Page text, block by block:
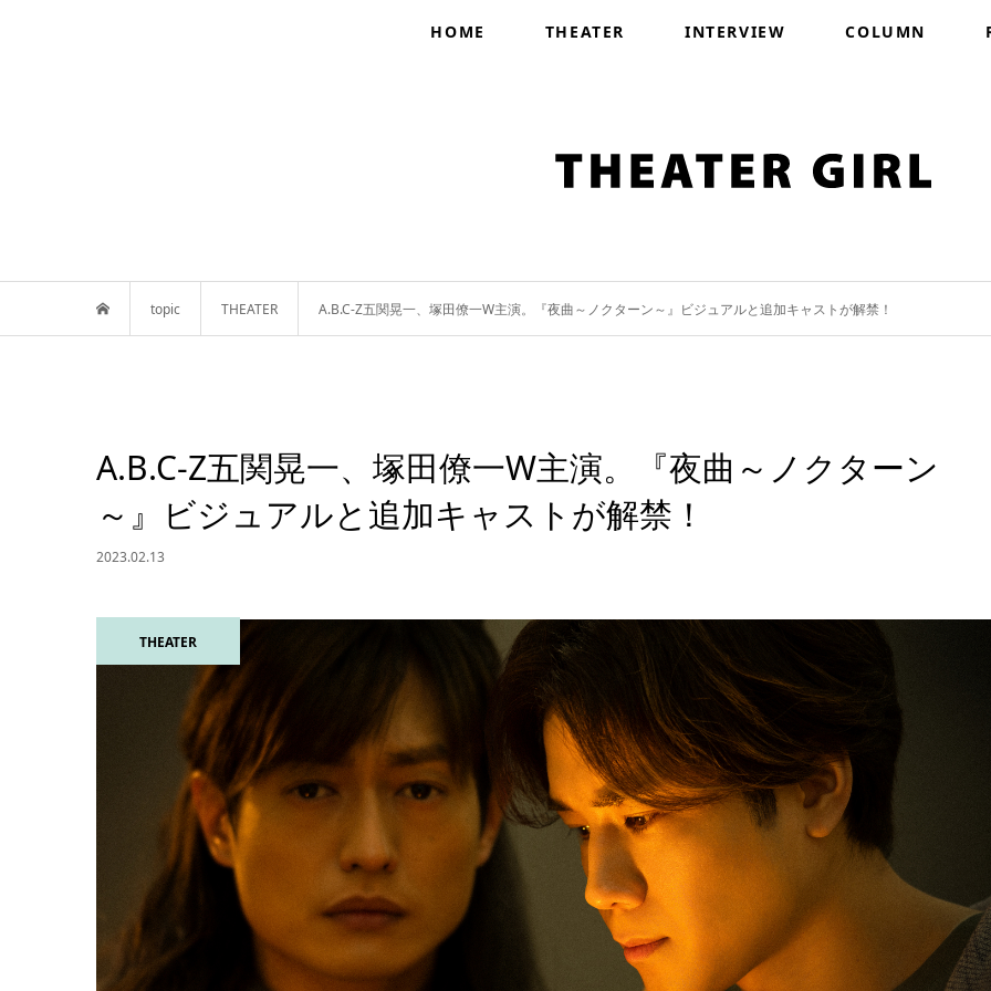
HOME THEATER INTERVIEW COLUMN
topic THEATER A.B.C-Z五関晃一、塚田僚一W主演。『夜曲～ノクターン～』ビジュアルと追加キャストが解禁！
A.B.C-Z五関晃一、塚田僚一W主演。『夜曲～ノクターン
～』ビジュアルと追加キャストが解禁！
2023.02.13
THEATER